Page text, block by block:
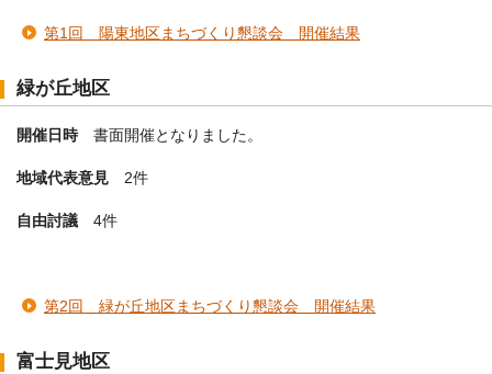
第1回 陽東地区まちづくり懇談会 開催結果
緑が丘地区
開催日時書面開催となりました。
地域代表意見 2件
自由討議 4件
第2回 緑が丘地区まちづくり懇談会 開催結果
富士見地区